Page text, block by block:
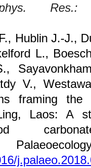
Res.:
Hublin J.-J.,
L.,
V.,
framing
Laos: A